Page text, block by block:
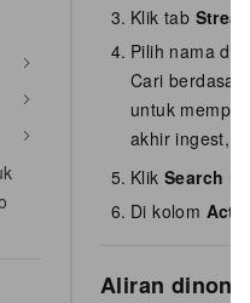
Klik tab
Pilih nama
Cari
untuk
akhir ingest,
Klik Search
Di kolom
Aliran